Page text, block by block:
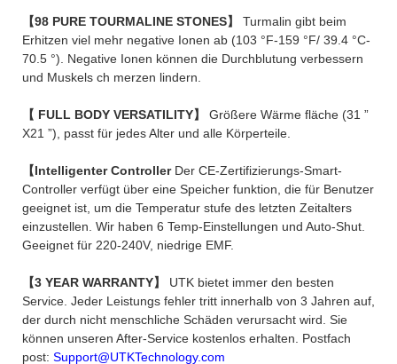
【98 PURE TOURMALINE STONES】 Turmalin gibt beim
Erhitzen viel mehr negative Ionen ab (103 °F-159 °F/ 39.4 °C-
70.5 °). Negative Ionen können die Durchblutung verbessern
und Muskels ch merzen lindern.
【 FULL BODY VERSATILITY】 Größere Wärme fläche (31 ”
X21 ”), passt für jedes Alter und alle Körperteile.
【Intelligenter Controller Der CE-Zertifizierungs-Smart-
Controller verfügt über eine Speicher funktion, die für Benutzer
geeignet ist, um die Temperatur stufe des letzten Zeitalters
einzustellen. Wir haben 6 Temp-Einstellungen und Auto-Shut.
Geeignet für 220-240V, niedrige EMF.
【3 YEAR WARRANTY】 UTK bietet immer den besten
Service. Jeder Leistungs fehler tritt innerhalb von 3 Jahren auf,
der durch nicht menschliche Schäden verursacht wird. Sie
können unseren After-Service kostenlos erhalten. Postfach
post: Support@UTKTechnology.com